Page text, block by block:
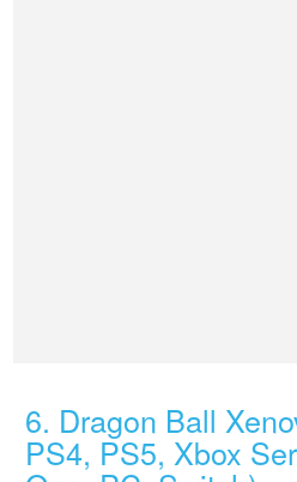
6. Dragon Ball
PS4, PS5, Xbox